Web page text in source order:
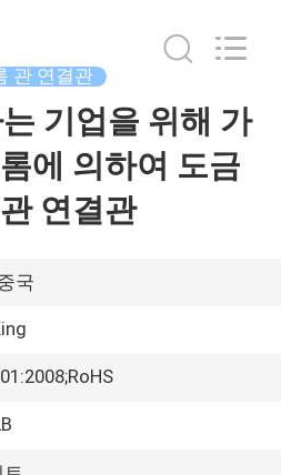
관 연결관
기업을 위해 가
에 의하여 도금
연결관
국